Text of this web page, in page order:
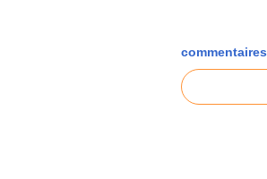
commentaires